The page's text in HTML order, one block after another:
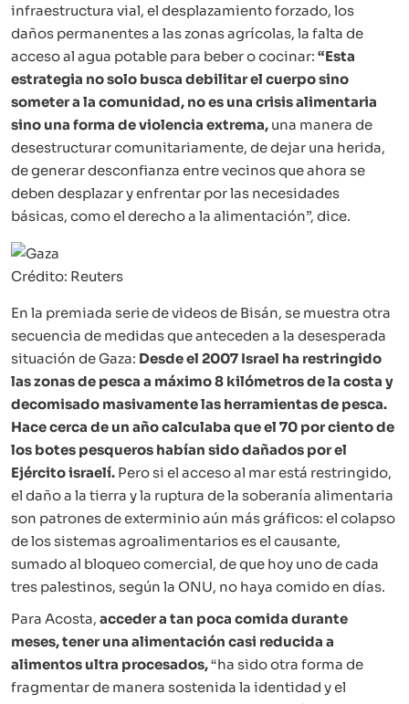
infraestructura vial, el desplazamiento forzado, los
daños permanentes a las zonas agrícolas, la falta de
acceso al agua potable para beber o cocinar: “Esta
estrategia no solo busca debilitar el cuerpo sino
someter a la comunidad, no es una crisis alimentaria
sino una forma de violencia extrema, una manera de
desestructurar comunitariamente, de dejar una herida,
de generar desconfianza entre vecinos que ahora se
deben desplazar y enfrentar por las necesidades
básicas, como el derecho a la alimentación”, dice.
Crédito: Reuters
En la premiada serie de videos de Bisán, se muestra otra
secuencia de medidas que anteceden a la desesperada
situación de Gaza: Desde el 2007 Israel ha restringido
las zonas de pesca a máximo 8 kilómetros de la costa y
decomisado masivamente las herramientas de pesca.
Hace cerca de un año calculaba que el 70 por ciento de
los botes pesqueros habían sido dañados por el
Ejército israelí. Pero si el acceso al mar está restringido,
el daño a la tierra y la ruptura de la soberanía alimentaria
son patrones de exterminio aún más gráficos: el colapso
de los sistemas agroalimentarios es el causante,
sumado al bloqueo comercial, de que hoy uno de cada
tres palestinos, según la ONU, no haya comido en días.
Para Acosta, acceder a tan poca comida durante
meses, tener una alimentación casi reducida a
alimentos ultra procesados,“ha sido otra forma de
fragmentar de manera sostenida la identidad y el